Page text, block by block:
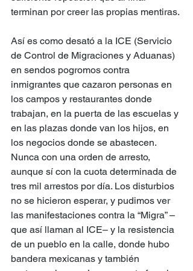
terminan por creer las propias mentiras.
Así es como desató a la ICE (Servicio
de Control de Migraciones y Aduanas)
en sendos pogromos contra
inmigrantes que cazaron personas en
los campos y restaurantes donde
trabajan, en la puerta de las escuelas y
en las plazas donde van los hijos, en
los negocios donde se abastecen.
Nunca con una orden de arresto,
aunque sí con la cuota determinada de
tres mil arrestos por día. Los disturbios
no se hicieron esperar, y pudimos ver
las manifestaciones contra la “Migra” –
que así llaman al ICE– y la resistencia
de un pueblo en la calle, donde hubo
bandera mexicanas y también